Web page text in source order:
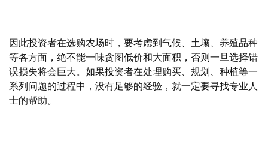
因此投资者在选购农场时，要考虑到气候、土壤、养殖品种
等各方面，绝不能一味贪图低价和大面积，否则一旦选择错
误损失将会巨大。如果投资者在处理购买、规划、种植等一
系列问题的过程中，没有足够的经验，就一定要寻找专业人
士的帮助。